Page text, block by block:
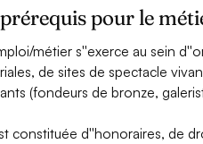
pour le
métier s''exerce au sein
de sites de spectacle
(fondeurs de bronze,
constituée d''honoraires, de